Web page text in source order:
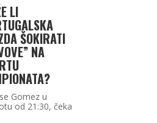
LI
ŠOKIRATI
NA
Gomez u
od 21:30, čeka